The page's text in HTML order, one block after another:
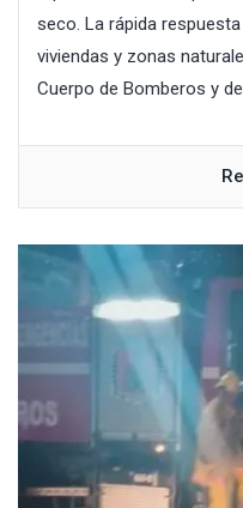
seco. La rápida
viviendas y zonas
Cuerpo de Bomberos y